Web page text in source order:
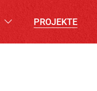
PROJEKTE